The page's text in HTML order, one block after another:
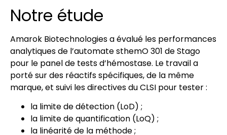
Notre étude
Amarok Biotechnologies a évalué les performances
analytiques de l’automate sthemO 301 de Stago
pour le panel de tests d’hémostase. Le travail a
porté sur des réactifs spécifiques, de la même
marque, et suivi les directives du CLSI pour tester :
la limite de détection (LoD) ;
la limite de quantification (LoQ) ;
la linéarité de la méthode ;